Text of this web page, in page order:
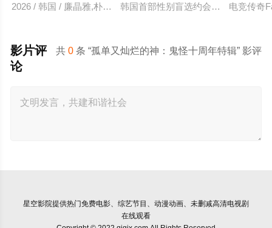
2026 / 韩国 / 廉晶雅,朴俊勉,金珍荣韩国首部性别盲选约会真人秀，展现
电竞传奇
共0 条 “孤单又灿烂的神：鬼怪十周年特辑” 影评
影片评
论
星空影院提供热门免费电影、综艺节目、动漫动画、未删减高清电视剧
在线观看